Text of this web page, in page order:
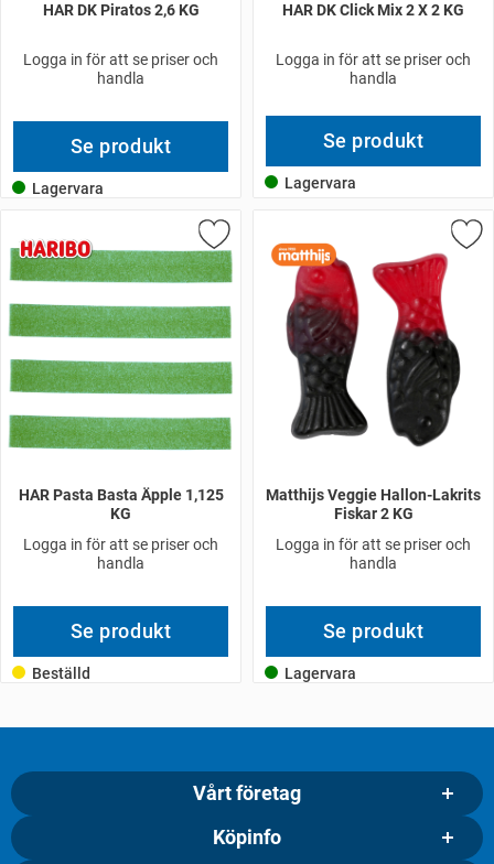
HAR DK Piratos 2,6 KG
Logga in för att se priser och
handla
Se produkt
Lagervara
HAR DK Click Mix 2 X 2 KG
Logga in för att se priser och
handla
Se produkt
Lagervara
HAR Pasta Basta Äpple 1,125
KG
Logga in för att se priser och
handla
Se produkt
Beställd
Matthijs Veggie Hallon-Lakrits
Fiskar 2 KG
Logga in för att se priser och
handla
Se produkt
Lagervara
Vårt företag
Köpinfo